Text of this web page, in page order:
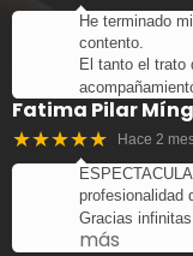
He terminado
contento.
El tanto el trato
Fatima Pilar
★★★★★ Hace 2
profesionalidad
Gracias
más